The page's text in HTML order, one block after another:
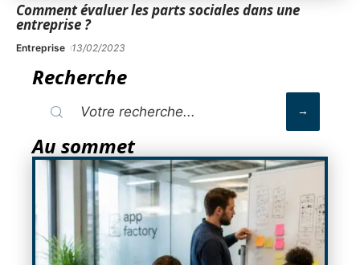
Comment évaluer les parts sociales dans une
entreprise ?
Entreprise 13/02/2023
Recherche
Au sommet